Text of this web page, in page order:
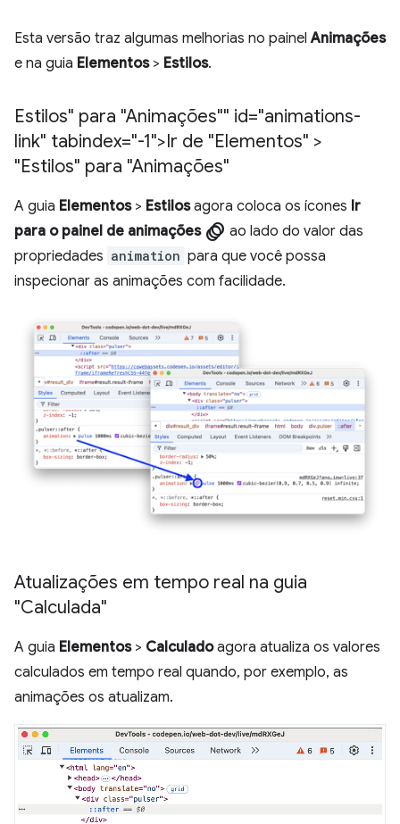
Esta versão traz algumas melhorias no painelAnimações
e na guia Elementos> Estilos.
Estilos" para "Animações"" id="animations-
link" tabindex="-1">Ir de "Elementos" >
"Estilos" para "Animações"
A guia Elementos> Estilosagora coloca os ícones Ir
para o painel de animações animation ao lado do valor das
propriedades animation para que você possa
inspecionar as animações com facilidade.
Atualizações em tempo real na guia
"Calculada"
A guia Elementos> Calculadoagora atualiza os valores
calculados em tempo real quando, por exemplo, as
animações os atualizam.